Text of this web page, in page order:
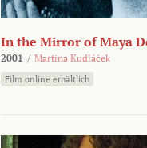
In the Mirror of Maya
2001 / Martina Kudláček
Film online erhältlich